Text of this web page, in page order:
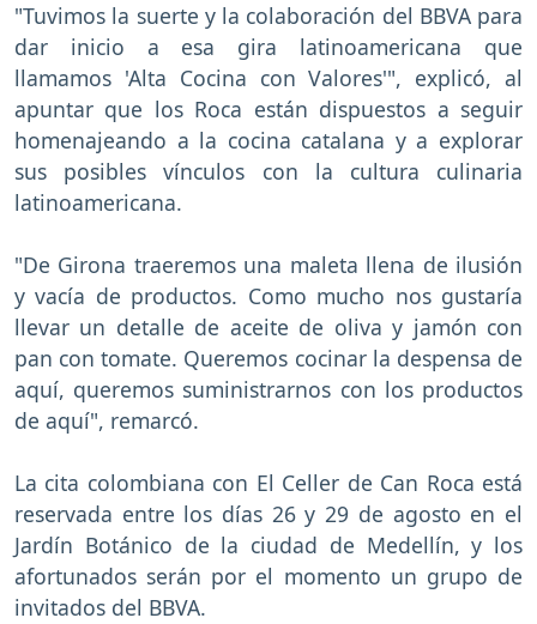
"Tuvimos la suerte y la colaboración del BBVA para
dar inicio a esa gira latinoamericana que
llamamos 'Alta Cocina con Valores'", explicó, al
apuntar que los Roca están dispuestos a seguir
homenajeando a la cocina catalana y a explorar
sus posibles vínculos con la cultura culinaria
latinoamericana.
"De Girona traeremos una maleta llena de ilusión
y vacía de productos. Como mucho nos gustaría
llevar un detalle de aceite de oliva y jamón con
pan con tomate. Queremos cocinar la despensa de
aquí, queremos suministrarnos con los productos
de aquí", remarcó.
La cita colombiana con El Celler de Can Roca está
reservada entre los días 26 y 29 de agosto en el
Jardín Botánico de la ciudad de Medellín, y los
afortunados serán por el momento un grupo de
invitados del BBVA.